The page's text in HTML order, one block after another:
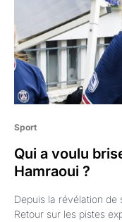
Sport
Qui a voulu
Hamraoui ?
Depuis la révélation de
Retour sur les pistes